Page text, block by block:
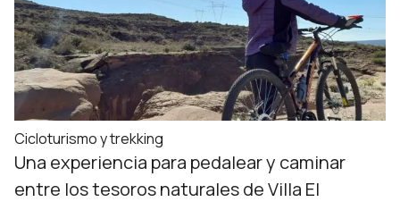
Cicloturismo y trekking
Una experiencia para pedalear y caminar
entre los tesoros naturales de Villa El